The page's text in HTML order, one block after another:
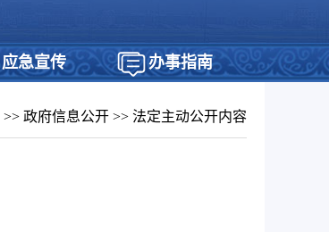
应急宣传 办事指南
>> 政府信息公开 >> 法定主动公开内容